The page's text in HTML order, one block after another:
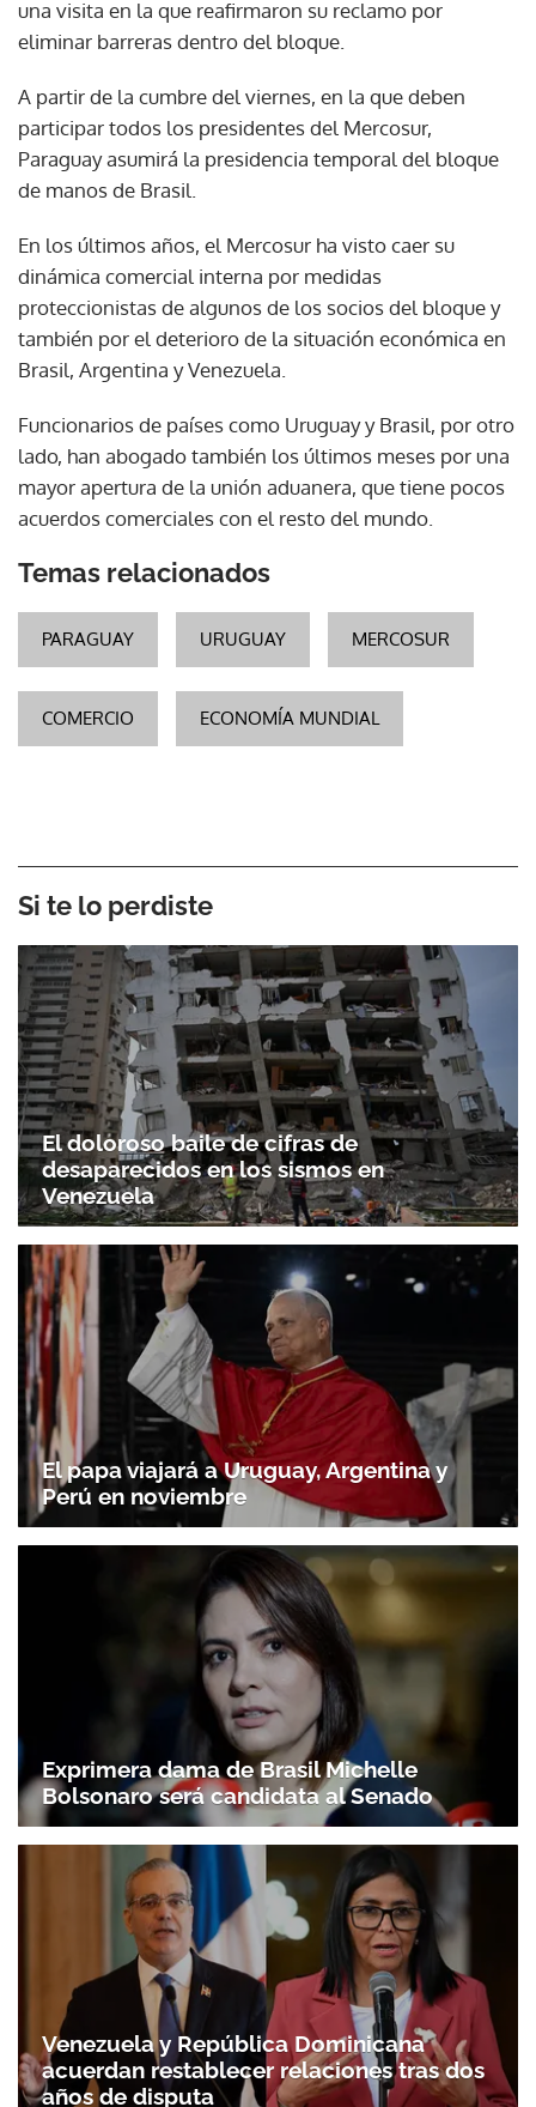
una visita en la que reafirmaron su reclamo por
eliminar barreras dentro del bloque.
A partir de la cumbre del viernes, en la que deben
participar todos los presidentes del Mercosur,
Paraguay asumirá la presidencia temporal del bloque
de manos de Brasil.
En los últimos años, el Mercosur ha visto caer su
dinámica comercial interna por medidas
proteccionistas de algunos de los socios del bloque y
también por el deterioro de la situación económica en
Brasil, Argentina y Venezuela.
Funcionarios de países como Uruguay y Brasil, por otro
lado, han abogado también los últimos meses por una
mayor apertura de la unión aduanera, que tiene pocos
acuerdos comerciales con el resto del mundo.
Temas relacionados
PARAGUAY URUGUAY MERCOSUR
COMERCIO ECONOMÍA MUNDIAL
Si te lo perdiste
El doloroso baile de cifras de
desaparecidos en los sismos en
Venezuela
El papa viajará a Uruguay, Argentina y
Perú en noviembre
Exprimera dama de Brasil Michelle
Bolsonaro será candidata al Senado
Venezuela y República Dominicana
acuerdan restablecer relaciones tras dos
años de disputa